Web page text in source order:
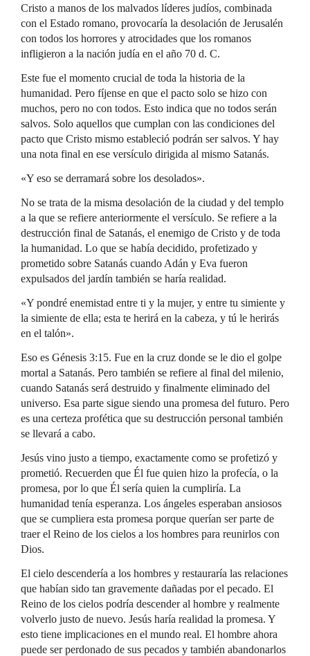
Cristo a manos de los malvados líderes judíos, combinada
con el Estado romano, provocaría la desolación de Jerusalén
con todos los horrores y atrocidades que los romanos
infligieron a la nación judía en el año 70 d. C.
Este fue el momento crucial de toda la historia de la
humanidad. Pero fíjense en que el pacto solo se hizo con
muchos, pero no con todos. Esto indica que no todos serán
salvos. Solo aquellos que cumplan con las condiciones del
pacto que Cristo mismo estableció podrán ser salvos. Y hay
una nota final en ese versículo dirigida al mismo Satanás.
«Y eso se derramará sobre los desolados».
No se trata de la misma desolación de la ciudad y del templo
a la que se refiere anteriormente el versículo. Se refiere a la
destrucción final de Satanás, el enemigo de Cristo y de toda
la humanidad. Lo que se había decidido, profetizado y
prometido sobre Satanás cuando Adán y Eva fueron
expulsados del jardín también se haría realidad.
«Y pondré enemistad entre ti y la mujer, y entre tu simiente y
la simiente de ella; esta te herirá en la cabeza, y tú le herirás
en el talón».
Eso es Génesis 3:15. Fue en la cruz donde se le dio el golpe
mortal a Satanás. Pero también se refiere al final del milenio,
cuando Satanás será destruido y finalmente eliminado del
universo. Esa parte sigue siendo una promesa del futuro. Pero
es una certeza profética que su destrucción personal también
se llevará a cabo.
Jesús vino justo a tiempo, exactamente como se profetizó y
prometió. Recuerden que Él fue quien hizo la profecía, o la
promesa, por lo que Él sería quien la cumpliría. La
humanidad tenía esperanza. Los ángeles esperaban ansiosos
que se cumpliera esta promesa porque querían ser parte de
traer el Reino de los cielos a los hombres para reunirlos con
Dios.
El cielo descendería a los hombres y restauraría las relaciones
que habían sido tan gravemente dañadas por el pecado. El
Reino de los cielos podría descender al hombre y realmente
volverlo justo de nuevo. Jesús haría realidad la promesa. Y
esto tiene implicaciones en el mundo real. El hombre ahora
puede ser perdonado de sus pecados y también abandonarlos